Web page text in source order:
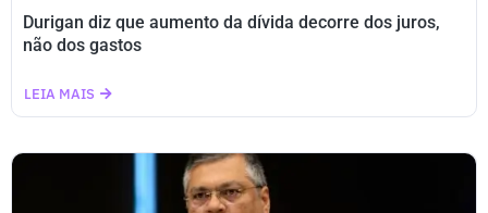
Durigan diz que aumento da dívida decorre dos juros,
não dos gastos
LEIA MAIS